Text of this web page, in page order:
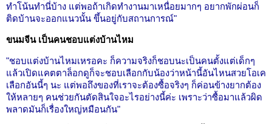
ทำโน้นทำนี่บ้าง แต่พอถ้าเกิดทำงานมาเหนื่อยมากๆ อยากพักผ่อนก็
ติดบ้านจะออกแนวนั้น ขึ้นอยู่กับสถานการณ์"
ขนมจีน เป็นคนชอบแต่งบ้านไหม
"ชอบแต่งบ้านไหมเหรอคะ ก็ความจริงก็ชอบนะเป็นคนตั้งแต่เด็กๆ
แล้วเปิดแคตตาล็อกดูก็จะชอบเลือกกับน้องว่าหน้านี้อันไหนสวยโอเค
เลือกอันนี้ๆ นะ แต่พอถึงของที่เราจะต้องซื้อจริงๆ ก็ค่อนข้างยากต้อง
ให้หลายๆ คนช่วยกันตัดสินใจอะไรอย่างนี้ค่ะ เพราะว่าซื้อมาแล้วผิด
พลาดมันก็เรื่องใหญ่หมือนกัน"